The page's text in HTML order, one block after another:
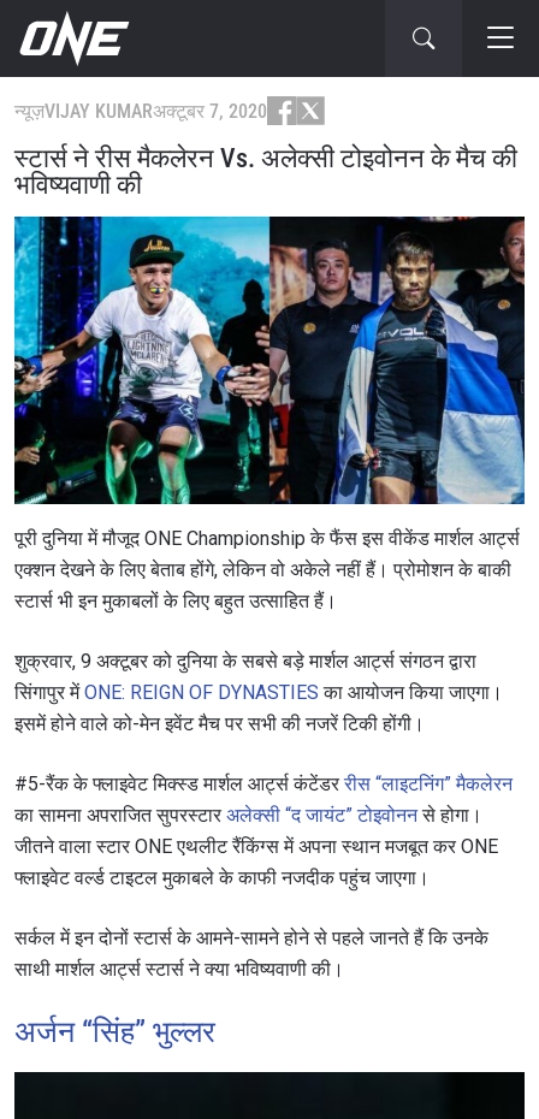
न्यूज़VIJAY KUMARअक्टूबर 7, 2020
स्टार्स ने रीस मैकलेरन Vs. अलेक्सी टोइवोनन के मैच की
भविष्यवाणी की
पूरी दुनिया में मौजूद ONE Championship के फैंस इस वीकेंड मार्शल आर्ट्स
एक्शन देखने के लिए बेताब होंगे, लेकिन वो अकेले नहीं हैं। प्रोमोशन के बाकी
स्टार्स भी इन मुकाबलों के लिए बहुत उत्साहित हैं।
शुक्रवार, 9 अक्टूबर को दुनिया के सबसे बड़े मार्शल आर्ट्स संगठन द्वारा
सिंगापुर मेंONE: REIGN OF DYNASTIES का आयोजन किया जाएगा।
इसमें होने वाले को-मेन इवेंट मैच पर सभी की नजरें टिकी होंगी।
#5-रैंक के फ्लाइवेट मिक्स्ड मार्शल आर्ट्स कंटेंडररीस “लाइटनिंग” मैकलेरन
का सामना अपराजित सुपरस्टार अलेक्सी “द जायंट” टोइवोननसे होगा।
जीतने वाला स्टार ONE एथलीट रैंकिंग्स में अपना स्थान मजबूत कर ONE
फ्लाइवेट वर्ल्ड टाइटल मुकाबले के काफी नजदीक पहुंच जाएगा।
सर्कल में इन दोनों स्टार्स के आमने-सामने होने से पहले जानते हैं कि उनके
साथी मार्शल आर्ट्स स्टार्स ने क्या भविष्यवाणी की।
अर्जन “सिंह” भुल्लर